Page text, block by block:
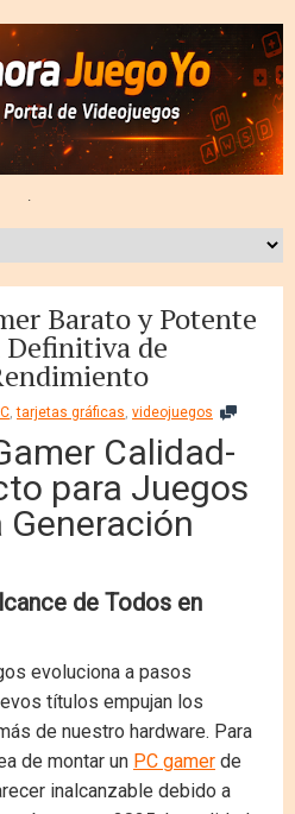
.
Barato y Potente
Definitiva de
,tarjetas gráficas, videojuegos
Calidad-
para Juegos
de Todos en
evoluciona a pasos
títulos empujan los
de nuestro hardware. Para
de montar un PC gamer de
inalcanzable debido a